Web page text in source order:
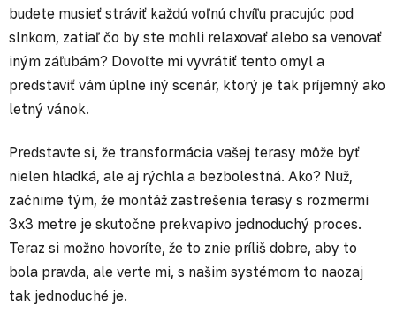
budete musieť stráviť každú voľnú chvíľu pracujúc pod
slnkom, zatiaľ čo by ste mohli relaxovať alebo sa venovať
iným záľubám? Dovoľte mi vyvrátiť tento omyl a
predstaviť vám úplne iný scenár, ktorý je tak príjemný ako
letný vánok.
Predstavte si, že transformácia vašej terasy môže byť
nielen hladká, ale aj rýchla a bezbolestná. Ako? Nuž,
začnime tým, že montáž zastrešenia terasy s rozmermi
3x3 metre je skutočne prekvapivo jednoduchý proces.
Teraz si možno hovoríte, že to znie príliš dobre, aby to
bola pravda, ale verte mi, s našim systémom to naozaj
tak jednoduché je.